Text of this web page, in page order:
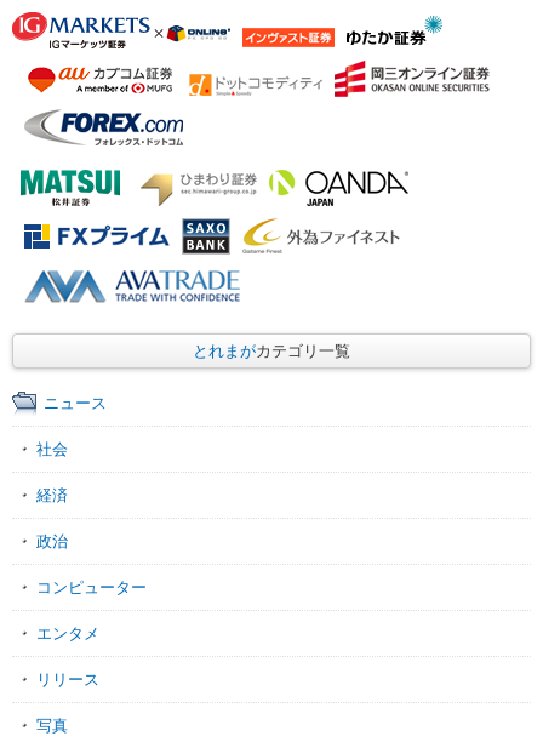
とれまがカテゴリ一覧
ニュース
社会
経済
政治
コンピューター
エンタメ
リリース
写真